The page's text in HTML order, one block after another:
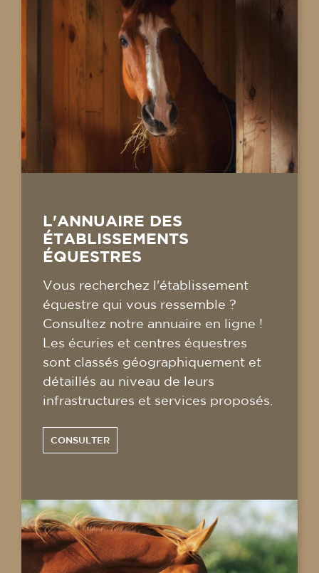
L'ANNUAIRE DES
ÉTABLISSEMENTS
ÉQUESTRES
Vous recherchez l'établissement
équestre qui vous ressemble ?
Consultez notre annuaire en ligne !
Les écuries et centres équestres
sont classés géographiquement et
détaillés au niveau de leurs
infrastructures et services proposés.
CONSULTER